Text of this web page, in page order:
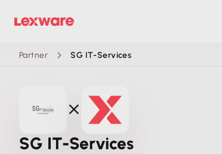
Partner SG IT-Services
SG IT-Services